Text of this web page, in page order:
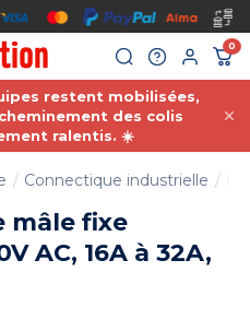
0
restent mobilisées,
des colis
ralentis. ☀️
Connectique industrielle
mâle fixe
AC, 16A à 32A,